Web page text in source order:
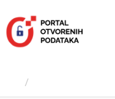
sadržaj